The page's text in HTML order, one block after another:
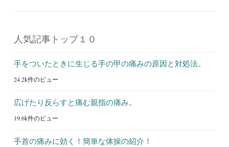
人気記事トップ１０
手をついたときに生じる手の甲の痛みの原因と対処法。
24.2k件のビュー
広げたり反らすと痛む親指の痛み。
19.6k件のビュー
手首の痛みに効く！簡単な体操の紹介！